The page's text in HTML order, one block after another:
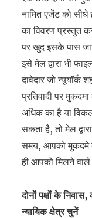
नामित एजेंट को सीधे
का विवरण प्रस्तुत
पर खुद इसके पास
इसे मेल द्वारा भी
दावेदार जो न्यूयॉर्क
प्रतिवादी पर
अधिक का है या
सकता है, तो मेल
समय, आपको मुकदमे
ही आपको मिलने वाले
दोनों पक्षों के
न्यायिक क्षेत्र चुनें